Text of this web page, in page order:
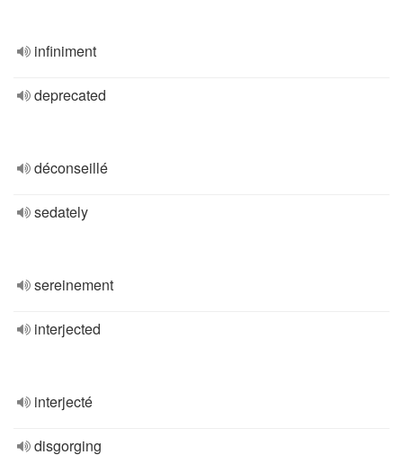
infiniment
deprecated
déconseillé
sedately
sereinement
interjected
interjecté
disgorging